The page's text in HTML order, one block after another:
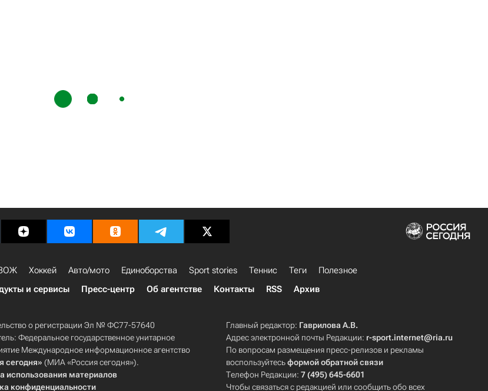
Хоккей Авто/мото Единоборства Sport stories Теннис Теги
Полезное
и сервисы Пресс-центр Об агентстве Контакты RSS Архив
о регистрации Эл № ФС77-57640
Федеральное государственное унитарное
Международное информационное агентство
сегодня» (МИА «Россия сегодня»).
использования материалов
конфиденциальности
Главный редактор: Гаврилова А.В.
Адрес электронной почты Редакции: r-sport.internet@ria.ru
По вопросам размещения пресс-релизов и рекламы
воспользуйтесьформой обратной связи
Телефон Редакции:7 (495) 645-6601
Чтобы связаться с редакцией или сообщить обо всех